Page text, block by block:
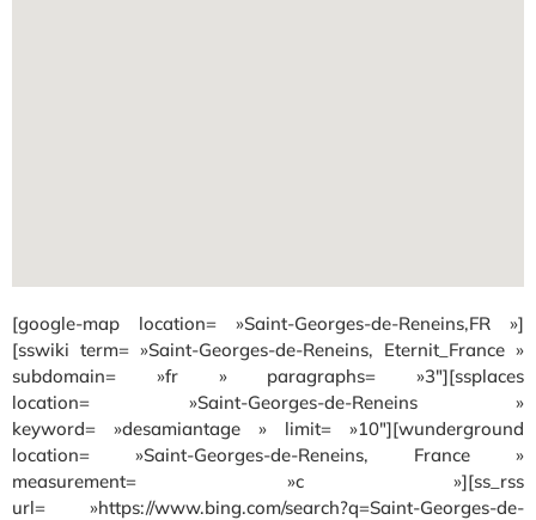
[google-map location= »Saint-Georges-de-Reneins,FR »]
[sswiki term= »Saint-Georges-de-Reneins, Eternit_France »
subdomain= »fr » paragraphs= »3″][ssplaces
location= »Saint-Georges-de-Reneins »
keyword= »desamiantage » limit= »10″][wunderground
location= »Saint-Georges-de-Reneins, France »
measurement= »c »][ss_rss
url= »https://www.bing.com/search?q=Saint-Georges-de-